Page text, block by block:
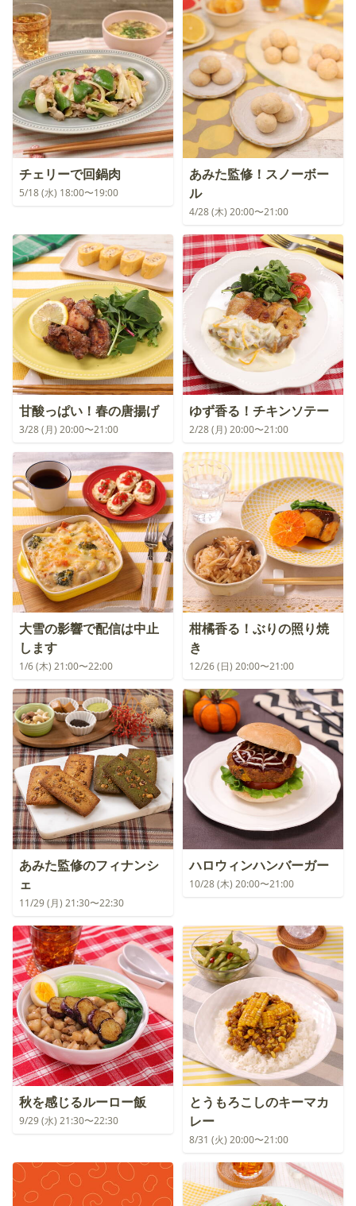
チェリーで回鍋肉
5/18 (水) 18:00〜19:00
あみた監修！スノーボー
ル
4/28 (木) 20:00〜21:00
甘酸っぱい！春の唐揚げ
3/28 (月) 20:00〜21:00
ゆず香る！チキンソテー
2/28 (月) 20:00〜21:00
大雪の影響で配信は中止
します
1/6 (木) 21:00〜22:00
柑橘香る！ぶりの照り焼
き
12/26 (日) 20:00〜21:00
あみた監修のフィナンシ
ェ
11/29 (月) 21:30〜22:30
ハロウィンハンバーガー
10/28 (木) 20:00〜21:00
秋を感じるルーロー飯
9/29 (水) 21:30〜22:30
とうもろこしのキーマカ
レー
8/31 (火) 20:00〜21:00